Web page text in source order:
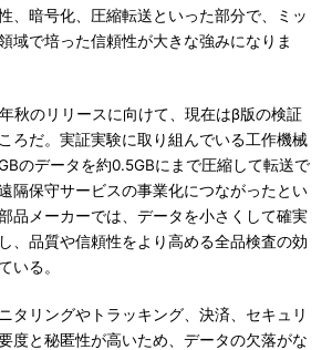
、暗号化、圧縮転送といった部分で、ミッ
域で培った信頼性が大きな強みになりま
秋のリリースに向けて、現在はβ版の検証
ろだ。実証実験に取り組んでいる工作機械
のデータを約0.5GBにまで圧縮して転送で
隔保守サービスの事業化につながったとい
品メーカーでは、データを小さくして確実
、品質や信頼性をより高める全品検査の効
いる。
タリングやトラッキング、決済、セキュリ
度と秘匿性が高いため、データの欠落がな